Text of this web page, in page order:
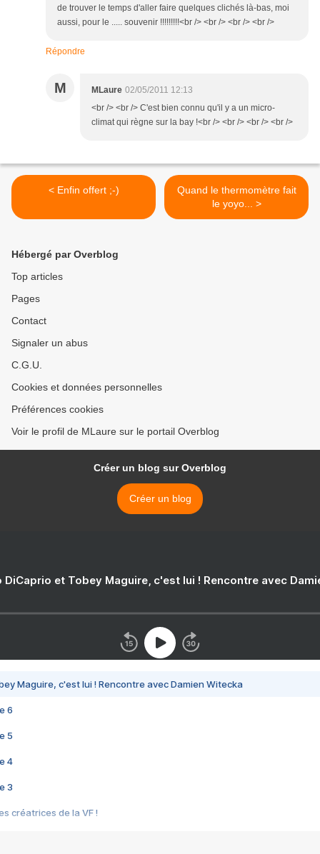
de trouver le temps d'aller faire quelques clichés là-bas, moi
aussi, pour le ..... souvenir !!!!!!!!!<br /> <br /> <br /> <br />
Répondre
M MLaure 02/05/2011 12:13
<br /> <br /> C'est bien connu qu'il y a un micro-
climat qui règne sur la bay !<br /> <br /> <br /> <br />
< Enfin offert ;-)
Quand le thermomètre fait
le yoyo... >
Hébergé par Overblog
Top articles
Pages
Contact
Signaler un abus
C.G.U.
Cookies et données personnelles
Préférences cookies
Voir le profil de MLaure sur le portail Overblog
Créer un blog sur Overblog
Créer un blog
DiCaprio et Tobey Maguire, c'est lui ! Rencontre avec
Maguire, c'est lui ! Rencontre avec Damien Witecka
6
5
4
3
créatrices de la VF !